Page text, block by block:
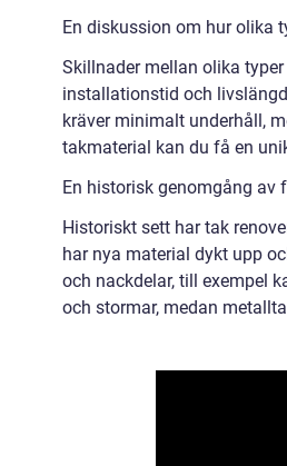
En diskussion om hur olika
Skillnader mellan olika
installationstid och
kräver minimalt underhåll,
takmaterial kan du få en
En historisk genomgång av
Historiskt sett har tak
har nya material dykt upp
och nackdelar, till exempel
och stormar, medan